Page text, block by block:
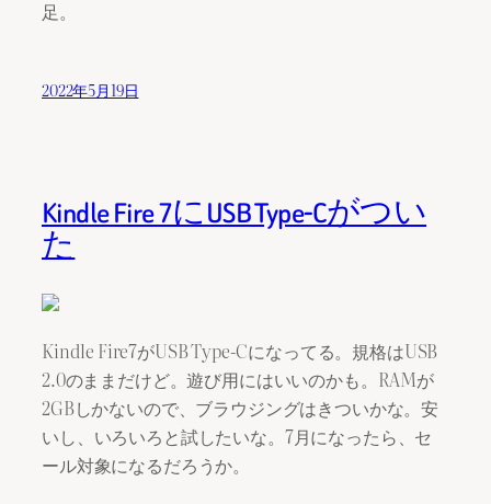
足。
2022年5月19日
Kindle Fire 7にUSB Type-Cがつい
た
Kindle Fire7がUSB Type-Cになってる。規格はUSB
2.0のままだけど。遊び用にはいいのかも。RAMが
2GBしかないので、ブラウジングはきついかな。安
いし、いろいろと試したいな。7月になったら、セ
ール対象になるだろうか。